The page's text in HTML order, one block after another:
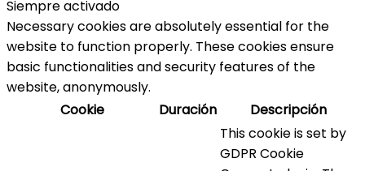
Siempre activado
Necessary cookies are absolutely essential for the
website to function properly. These cookies ensure
basic functionalities and security features of the
website, anonymously.
Cookie
Duración Descripción
This cookie is set by
GDPR Cookie